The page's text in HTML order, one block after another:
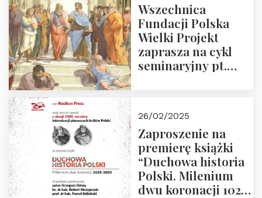
Wszechnica
Fundacji Polska
Wielki Projekt
zaprasza na cykl
seminaryjny pt.
26/02/2025
Zaproszenie na
premierę książki
“Duchowa historia
Polski. Milenium
dwu koronacji 1025-